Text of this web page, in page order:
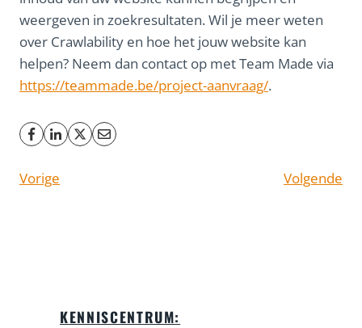
weergeven in zoekresultaten. Wil je meer weten
over Crawlability en hoe het jouw website kan
helpen? Neem dan contact op met Team Made via
https://teammade.be/project-aanvraag/.
Vorige Volgende
KENNISCENTRUM: